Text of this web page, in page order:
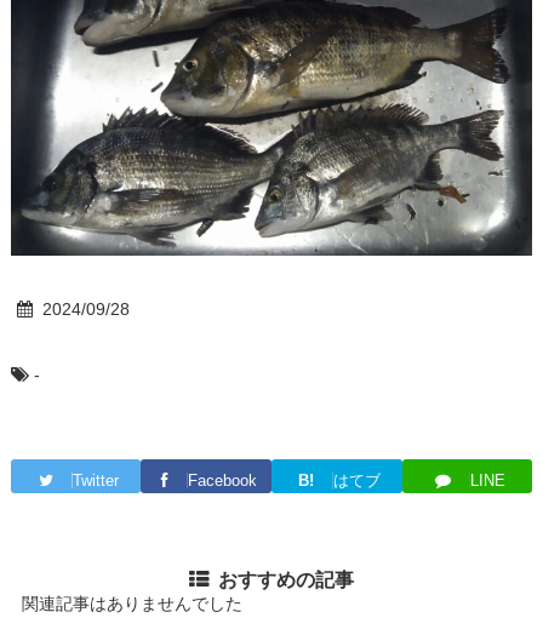
2024/09/28
-
Twitter Facebook B! はてブ LINE
おすすめの記事
関連記事はありませんでした